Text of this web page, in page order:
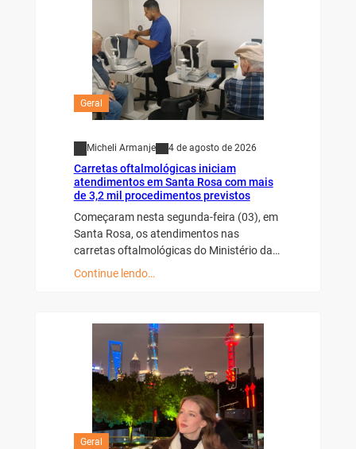
Geral
Micheli Armanje 4 de agosto de 2026
Carretas oftalmológicas iniciam
atendimentos em Santa Rosa com mais
de 3,2 mil procedimentos previstos
Começaram nesta segunda-feira (03), em
Santa Rosa, os atendimentos nas
carretas oftalmológicas do Ministério da…
Continue lendo…
Geral